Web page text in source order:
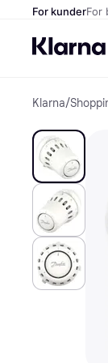
For kunderFor
Klarna/